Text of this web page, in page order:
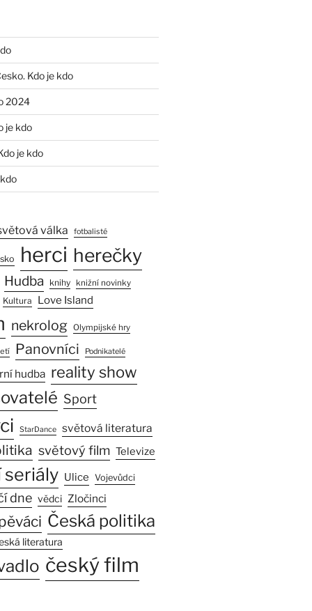
Kdo je kdo
2024
je kdo
je kdo
válka fotbalisté
herci herečky
Hudba knihy knižní novinky
Kultura Love Island
nekrolog Olympijské hry
Panovníci Podnikatelé
hudba reality show
Sport
StarDance světová literatura
světový film Televize
Ulice Vojevůdci
dne vědci Zločinci
Česká politika
literatura
český film